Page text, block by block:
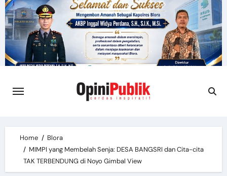
Skip
to
content
Home
Blora
MIMPI yang Membelah Senja: DESA BANGSRI dan Cita-cita
TAK TERBENDUNG di Noyo Gimbal View